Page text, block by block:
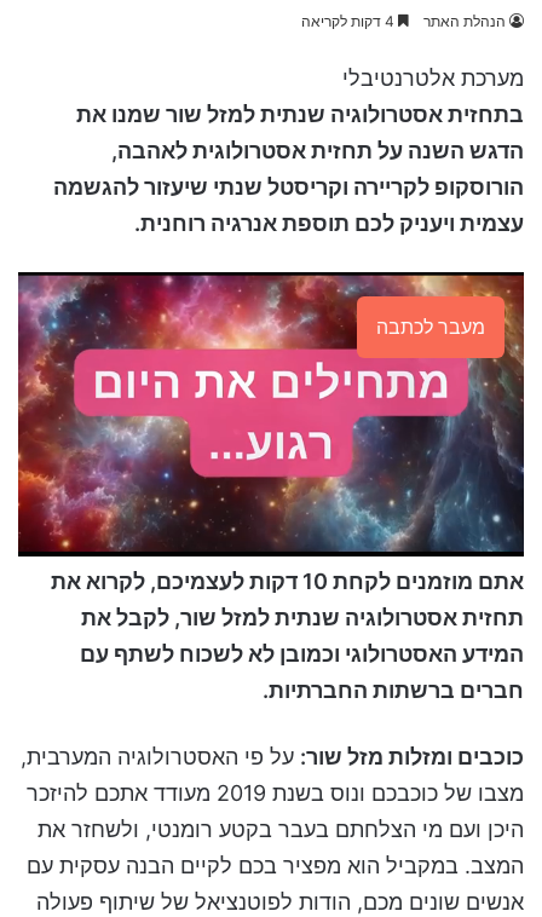
הנהלת האתר
מערכת אלטרנטיבלי
בתחזית אסטרולוגיה שנתית למזל שור שמנו את
הדגש השנה על תחזית אסטרולוגית לאהבה,
הורוסקופ לקריירה וקריסטל שנתי שיעזור להגשמה
עצמית ויעניק לכם תוספת אנרגיה רוחנית.
מעבר לכתבה
אתם מוזמנים לקחת 10 דקות לעצמיכם, לקרוא את
תחזית אסטרולוגיה שנתית למזל שור, לקבל את
המידע האסטרולוגי וכמובן לא לשכוח לשתף עם
חברים ברשתות החברתיות.
כוכבים ומזלות מזל שור: על פי האסטרולוגיה המערבית,
מצבו של כוכבכם ונוס בשנת 2019 מעודד אתכם להיזכר
היכן ועם מי הצלחתם בעבר בקטע רומנטי, ולשחזר את
המצב. במקביל הוא מפציר בכם לקיים הבנה עסקית עם
אנשים שונים מכם, הודות לפוטנציאל של שיתוף פעולה